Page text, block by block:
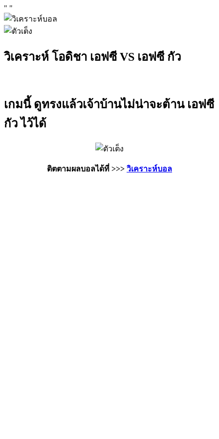
" "
วิเคราะห์ โอดิชา เอฟซี VS เอฟซี กัว
เกมนี้ ดูทรงแล้วเจ้าบ้านไม่น่าจะต้าน เอฟซี
กัว ไว้ได้
ติตตามผลบอลได้ที่ >>> วิเคราะห์บอล